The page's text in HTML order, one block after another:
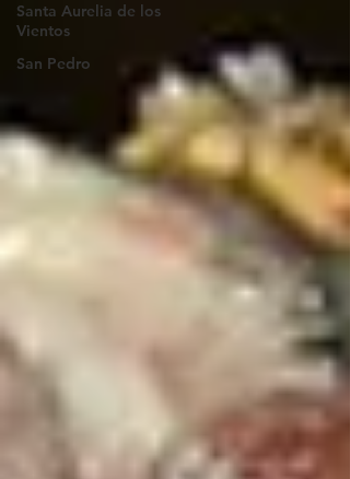
Santa Aurelia de los
Vientos
San Pedro